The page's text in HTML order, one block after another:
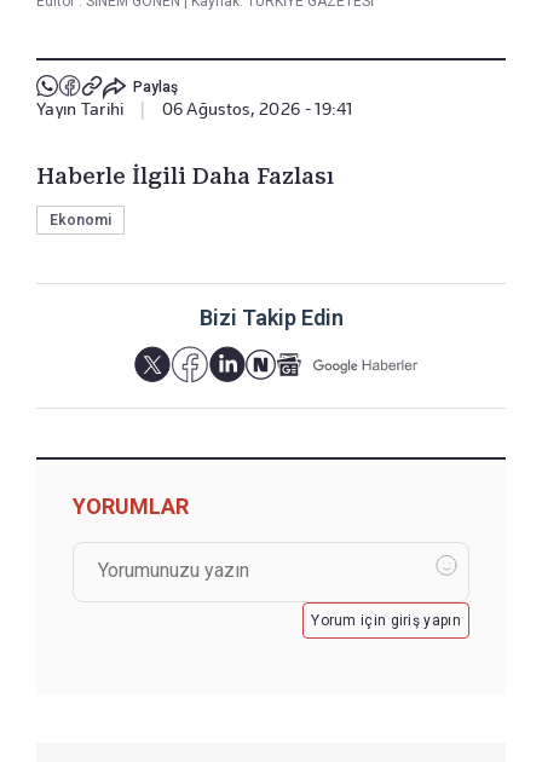
Paylaş
Yayın Tarihi 06 Ağustos, 2026 - 19:41
Haberle İlgili Daha Fazlası
Ekonomi
Bizi Takip Edin
YORUMLAR
Yorum için giriş yapın